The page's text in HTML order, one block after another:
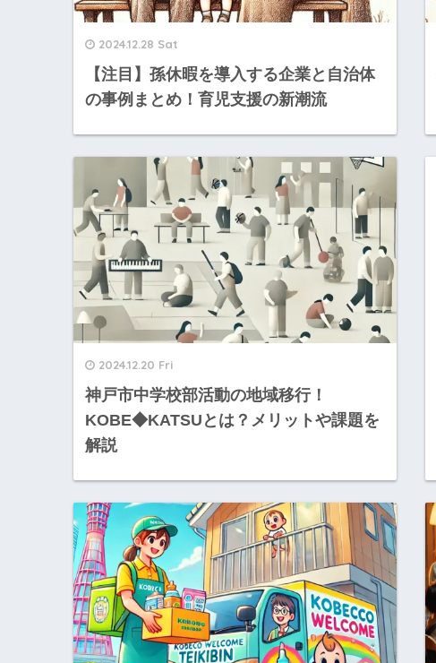
2024.12.28 Sat
【注目】孫休暇を導入する企業と自治体
の事例まとめ！育児支援の新潮流
2024.12.20 Fri
神戸市中学校部活動の地域移行！
KOBE◆KATSUとは？メリットや課題を
解説